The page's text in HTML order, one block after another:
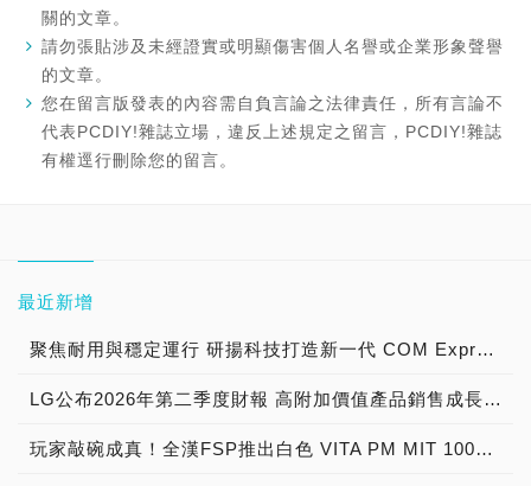
關的文章。
請勿張貼涉及未經證實或明顯傷害個人名譽或企業形象聲譽
的文章。
您在留言版發表的內容需自負言論之法律責任，所有言論不
代表PCDIY!雜誌立場，違反上述規定之留言，PCDIY!雜誌
有權逕行刪除您的留言。
最近新增
聚焦耐用與穩定運行 研揚科技打造新一代 COM Express Type 6 模組
LG公布2026年第二季度財報 高附加價值產品銷售成長與成本競爭力提升，營業獲利年增 147%
玩家敲碗成真！全漢FSP推出白色 VITA PM MIT 1000W 靜音電源純白上市！ MIT 白金電源首度披上純白戰袍，支援 ATX 3.1、PCIe 5.1，10年保固！